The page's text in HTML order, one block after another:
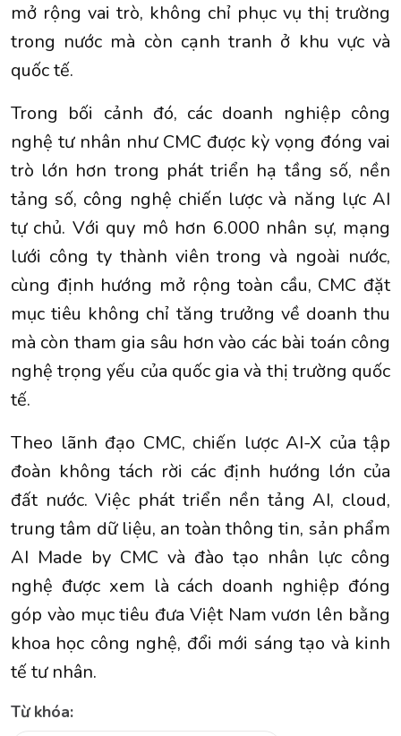
mở rộng vai trò, không chỉ phục vụ thị trường
trong nước mà còn cạnh tranh ở khu vực và
quốc tế.
Trong bối cảnh đó, các doanh nghiệp công
nghệ tư nhân như CMC được kỳ vọng đóng vai
trò lớn hơn trong phát triển hạ tầng số, nền
tảng số, công nghệ chiến lược và năng lực AI
tự chủ. Với quy mô hơn 6.000 nhân sự, mạng
lưới công ty thành viên trong và ngoài nước,
cùng định hướng mở rộng toàn cầu, CMC đặt
mục tiêu không chỉ tăng trưởng về doanh thu
mà còn tham gia sâu hơn vào các bài toán công
nghệ trọng yếu của quốc gia và thị trường quốc
tế.
Theo lãnh đạo CMC, chiến lược AI-X của tập
đoàn không tách rời các định hướng lớn của
đất nước. Việc phát triển nền tảng AI, cloud,
trung tâm dữ liệu, an toàn thông tin, sản phẩm
AI Made by CMC và đào tạo nhân lực công
nghệ được xem là cách doanh nghiệp đóng
góp vào mục tiêu đưa Việt Nam vươn lên bằng
khoa học công nghệ, đổi mới sáng tạo và kinh
tế tư nhân.
Từ khóa: